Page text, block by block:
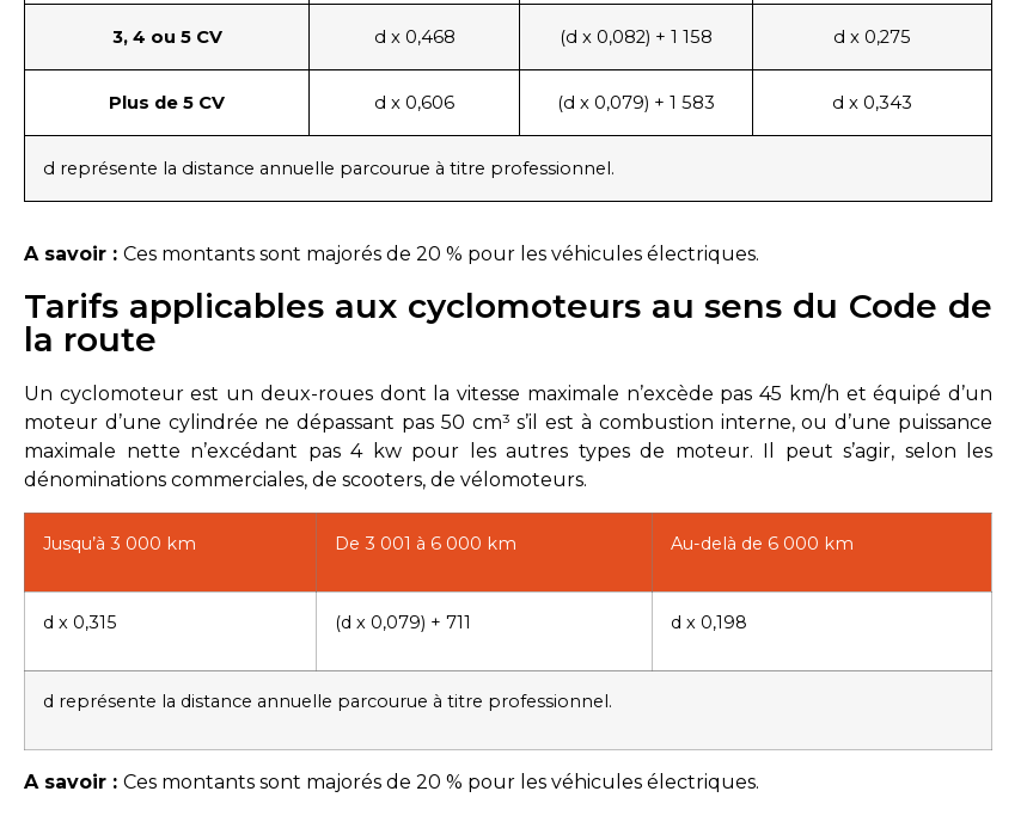
3, 4 ou 5 CV d x 0,468 (d x 0,082) + 1 158 d x 0,275
Plus de 5 CV d x 0,606 (d x 0,079) + 1 583 d x 0,343
d représente la distance annuelle parcourue à titre professionnel.
A savoir : Ces montants sont majorés de 20 % pour les véhicules électriques.
Tarifs applicables aux cyclomoteurs au sens du Code de
la route
Un cyclomoteur est un deux-roues dont la vitesse maximale n’excède pas 45 km/h et équipé d’un
moteur d’une cylindrée ne dépassant pas 50 cm³ s’il est à combustion interne, ou d’une puissance
maximale nette n’excédant pas 4 kw pour les autres types de moteur. Il peut s’agir, selon les
dénominations commerciales, de scooters, de vélomoteurs.
Jusqu’à 3 000 km De 3 001 à 6 000 km Au-delà de 6 000 km
d x 0,315 (d x 0,079) + 711 d x 0,198
d représente la distance annuelle parcourue à titre professionnel.
A savoir : Ces montants sont majorés de 20 % pour les véhicules électriques.